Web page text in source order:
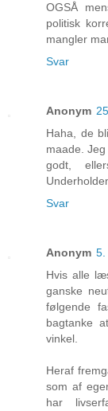
OGSÅ
politisk
mangler
Svar
Anonym
Haha, de
maade.
godt,
Svar
Anonym 5.
Hvis alle
ganske
følgende
bagtanke
vinkel.
Heraf
som af
har